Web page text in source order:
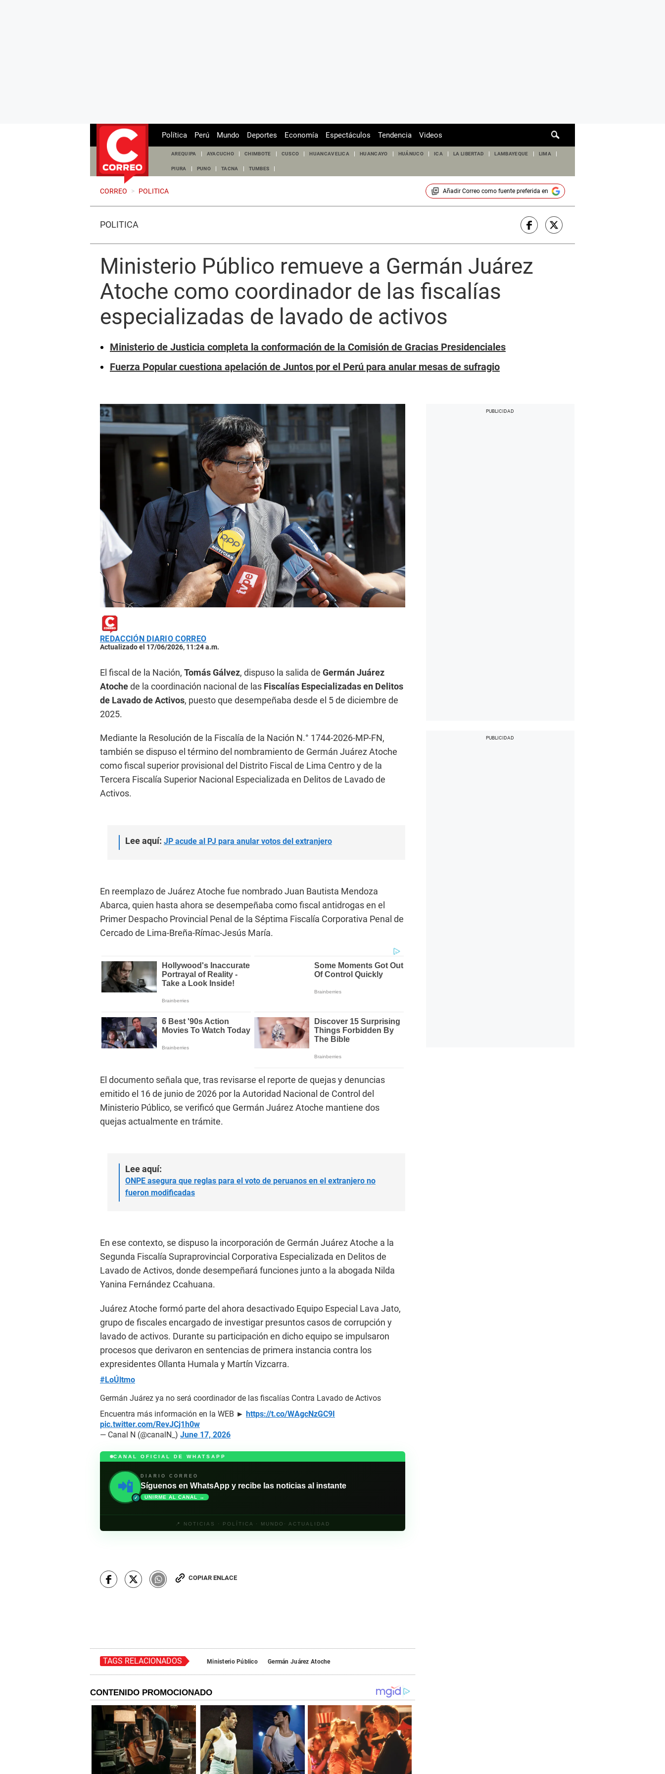
de
Política Perú Mundo Deportes Economía Espectáculos Tendencia Videos
AREQUIPA AYACUCHO CHIMBOTE CUSCO HUANCAVELICA HUANCAYO HUÁNUCO ICA LA LIBERTAD LAMBAYEQUE LIMA
PIURA PUNO TACNA TUMBES
CORREO > POLITICA Añadir Correocomo fuente preferida en
POLÍTICA
Ministerio Público remueve a Germán Juárez
Atoche como coordinador de las fiscalías
especializadas de lavado de activos
Ministerio de Justicia completa la conformación de la Comisión de Gracias Presidenciales
Fuerza Popular cuestiona apelación de Juntos por el Perú para anular mesas de sufragio
REDACCIÓN DIARIO CORREO
Actualizado el 17/06/2026, 11:24 a.m.
El fiscal de la Nación, Tomás Gálvez, dispuso la salida de Germán Juárez
Atochede la coordinación nacional de las Fiscalías Especializadas en Delitos
de Lavado de Activos, puesto que desempeñaba desde el 5 de diciembre de
2025.
Mediante la Resolución de la Fiscalía de la Nación N.° 1744-2026-MP-FN,
también se dispuso el término del nombramiento de Germán Juárez Atoche
como fiscal superior provisional del Distrito Fiscal de Lima Centro y de la
Tercera Fiscalía Superior Nacional Especializada en Delitos de Lavado de
Activos.
Lee aquí: JP acude al PJ para anular votos del extranjero
En reemplazo de Juárez Atoche fue nombrado Juan Bautista Mendoza
Abarca, quien hasta ahora se desempeñaba como fiscal antidrogas en el
Primer Despacho Provincial Penal de la Séptima Fiscalía Corporativa Penal de
Cercado de Lima-Breña-Rímac-Jesús María.
El documento señala que, tras revisarse el reporte de quejas y denuncias
emitido el 16 de junio de 2026 por la Autoridad Nacional de Control del
Ministerio Público, se verificó que Germán Juárez Atoche mantiene dos
quejas actualmente en trámite.
Lee aquí:
ONPE asegura que reglas para el voto de peruanos en el extranjero no
fueron modificadas
En ese contexto, se dispuso la incorporación de Germán Juárez Atoche a la
Segunda Fiscalía Supraprovincial Corporativa Especializada en Delitos de
Lavado de Activos, donde desempeñará funciones junto a la abogada Nilda
Yanina Fernández Ccahuana.
Juárez Atoche formó parte del ahora desactivado Equipo Especial Lava Jato,
grupo de fiscales encargado de investigar presuntos casos de corrupción y
lavado de activos. Durante su participación en dicho equipo se impulsaron
procesos que derivaron en sentencias de primera instancia contra los
expresidentes Ollanta Humala y Martín Vizcarra.
#LoÚltmo
Germán Juárez ya no será coordinador de las fiscalías Contra Lavado de Activos
Encuentra más información en la WEB ► https://t.co/WAgcNzGC9I
pic.twitter.com/RevJCj1h0w
— Canal N (@canalN_) June 17, 2026
CANAL OFICIAL DE WHATSAPP
📲
✓
DIARIO CORREO
Síguenos en WhatsApp y recibe las noticias al instante
UNIRME AL CANAL →
📍 NOTICIAS · POLÍTICA · MUNDO· ACTUALIDAD
COPIAR ENLACE
TAGS RELACIONADOS Ministerio Público Germán Juárez Atoche